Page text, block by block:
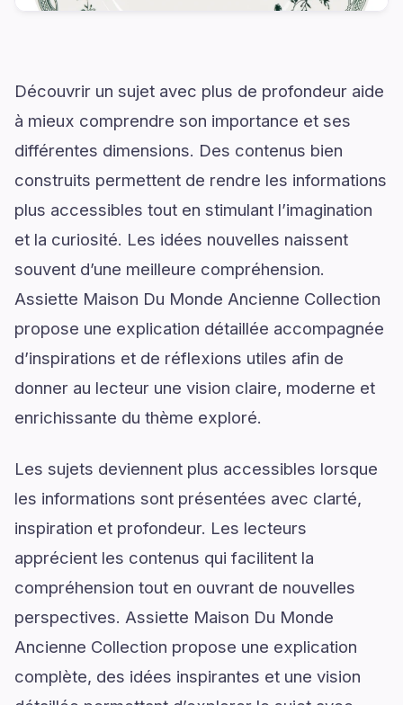
Découvrir un sujet avec plus de profondeur aide
à mieux comprendre son importance et ses
différentes dimensions. Des contenus bien
construits permettent de rendre les informations
plus accessibles tout en stimulant l’imagination
et la curiosité. Les idées nouvelles naissent
souvent d’une meilleure compréhension.
Assiette Maison Du Monde Ancienne Collection
propose une explication détaillée accompagnée
d’inspirations et de réflexions utiles afin de
donner au lecteur une vision claire, moderne et
enrichissante du thème exploré.
Les sujets deviennent plus accessibles lorsque
les informations sont présentées avec clarté,
inspiration et profondeur. Les lecteurs
apprécient les contenus qui facilitent la
compréhension tout en ouvrant de nouvelles
perspectives. Assiette Maison Du Monde
Ancienne Collection propose une explication
complète, des idées inspirantes et une vision